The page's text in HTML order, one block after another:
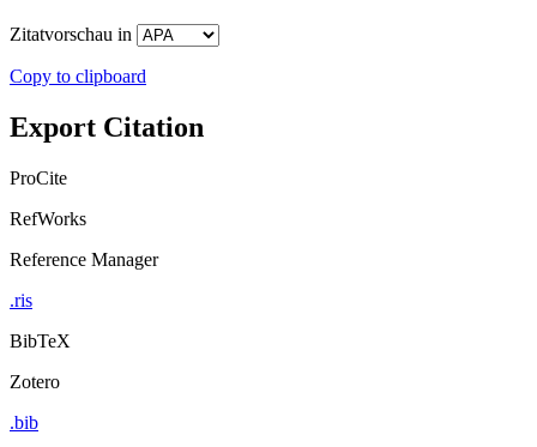
Zitatvorschau in
Copy to clipboard
Export Citation
ProCite
RefWorks
Reference Manager
.ris
BibTeX
Zotero
.bib